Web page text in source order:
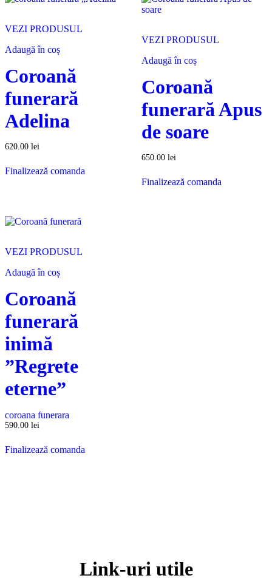
VEZI PRODUSUL
Adaugă în coș
Coroană
funerară
Adelina
620.00 lei
Finalizează comanda
VEZI PRODUSUL
Adaugă în coș
Coroană
funerară Apus
de soare
650.00 lei
Finalizează comanda
VEZI PRODUSUL
Adaugă în coș
Coroană
funerară
inimă
”Regrete
eterne”
coroana funerara
590.00 lei
Finalizează comanda
Link-uri utile